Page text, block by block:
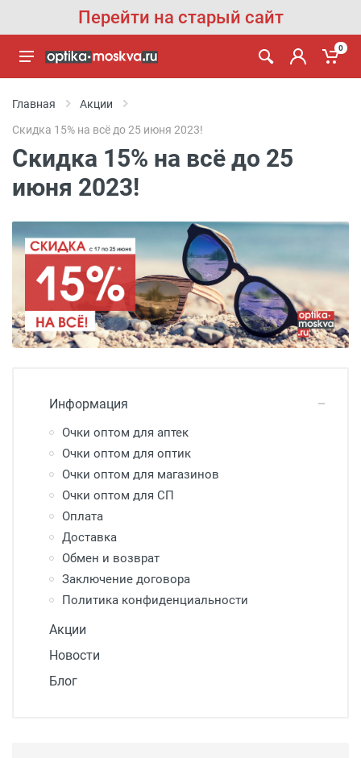
Перейти на старый сайт
0
Главная
Акции
Скидка 15% на всё до 25 июня 2023!
Скидка 15% на всё до 25
июня 2023!
Информация
Очки оптом для аптек
Очки оптом для оптик
Очки оптом для магазинов
Очки оптом для СП
Оплата
Доставка
Обмен и возврат
Заключение договора
Политика конфиденциальности
Акции
Новости
Блог